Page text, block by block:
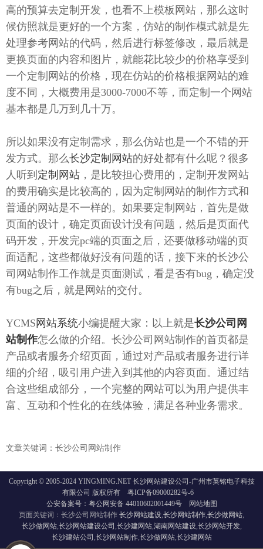
高的预算去定制开发，也看不上模板网站，那么这时
候仿照就是更好的一个方案，仿站的制作模式就是先
处理参考网站的代码，然后进行标签修改，最后就是
更换页面的内容和图片，就能花比较少的价格享受到
一个定制网站的价格，现在仿站的价格根据网站的难
度不同，大概费用是3000-7000不等，而定制一个网站
基本都是几万到几十万。
所以如果没有定制需求，那么仿站也是一个不错的开
发方式。那么长沙定制网站的好处都有什么呢？很多
人听到 定制网站 ，是比较担心费用的，定制开发网站
的费用确实是比较高的，因为定制网站的制作方式和
普通的网站是不一样的。如果要定制网站，首先是做
页面的设计，确定页面设计没有问题，然后是页面代
码开发，开发完pc端的页面之后，还要做移动端的页
面适配，这些都做好没有问题的话，接下来的长沙公
司网站制作工作就是页面测试，看是否有bug，确定没
有bug之后，就是网站的交付。
YCMS 网站系统小编提醒大家：以上就是长沙公司网
站制作怎么做的介绍。长沙公司网站制作的首页都是
产品或者服务介绍页面，通过对产品或者服务进行详
细的介绍，吸引用户进入到其他的内容页面。通过结
合这些组成部分，一个完整的网站可以为用户提供丰
富、互动和个性化的在线体验，满足各种业务需求。
文章关键词：长沙公司网站制作
Copyright © 2005-2024 YINGMING.NET 长沙网站建设公司-广州市英铭电子科技
有限公司 版权所有
粤ICP备09000282号-6
公安备案号：粤公网安备 44010602001449号
网站地图
页面关键词：长沙公司网站制作 长沙网站建设 长沙网站制作 长沙做网站
长沙做网站, 长沙网站建设公司 长沙建网站, 湖南网站建设, 长沙网站开发,
长沙建站公司 长沙网站制作, 长沙做网站, 长沙建网站